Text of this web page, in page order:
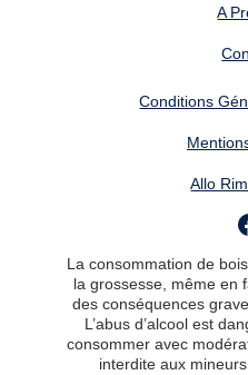
A
La consommation de
la grossesse, même en
des conséquences
L’abus d’alcool est
consommer avec
interdite aux
Conditions
Allo